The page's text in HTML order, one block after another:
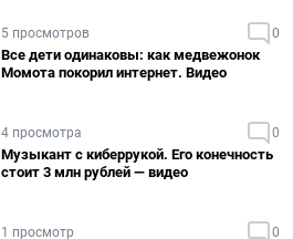
5 просмотров 0
Все дети одинаковы: как медвежонок
Момота покорил интернет. Видео
4 просмотра 0
Музыкант с киберрукой. Его конечность
стоит 3 млн рублей — видео
1 просмотр 0